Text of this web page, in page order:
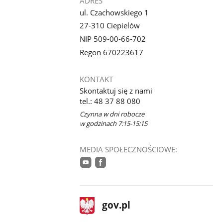
ul. Czachowskiego 1
27-310 Ciepielów
NIP 509-00-66-702
Regon 670223617
KONTAKT
Skontaktuj się z nami
tel.: 48 37 88 080
Czynna w dni robocze
w godzinach 7:15-15:15
MEDIA SPOŁECZNOŚCIOWE:
stopka
gov.pl Strona
gov.pl